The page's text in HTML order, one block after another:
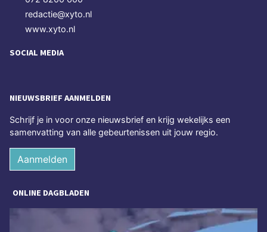
redactie@xyto.nl
www.xyto.nl
SOCIAL MEDIA
NIEUWSBRIEF AANMELDEN
Schrijf je in voor onze nieuwsbrief en krijg wekelijks een
samenvatting van alle gebeurtenissen uit jouw regio.
Aanmelden
ONLINE DAGBLADEN